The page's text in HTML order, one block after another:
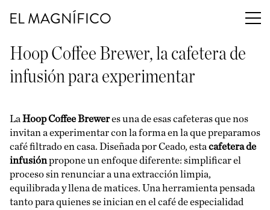
EL MAGNÍFICO
Hoop Coffee Brewer, la cafetera de
infusión para experimentar
La Hoop Coffee Breweres una de esas cafeteras que nos
invitan a experimentar con la forma en la que preparamos
café filtrado en casa. Diseñada por Ceado, esta cafetera de
infusiónpropone un enfoque diferente: simplificar el
proceso sin renunciar a una extracción limpia,
equilibrada y llena de matices. Una herramienta pensada
tanto para quienes se inician en el café de especialidad